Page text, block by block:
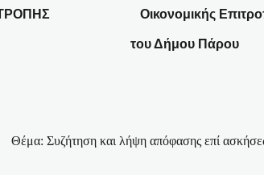
Οικονομικής
του Δήμου Πάρου
Θέμα: Συζήτηση και λήψη απόφασης επί